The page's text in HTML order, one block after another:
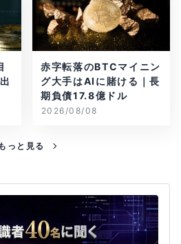
赤字転落のBTCマイニン
グ大手はAIに賭ける｜長
期負債17.8億ドル
2026/08/08
もっと見る